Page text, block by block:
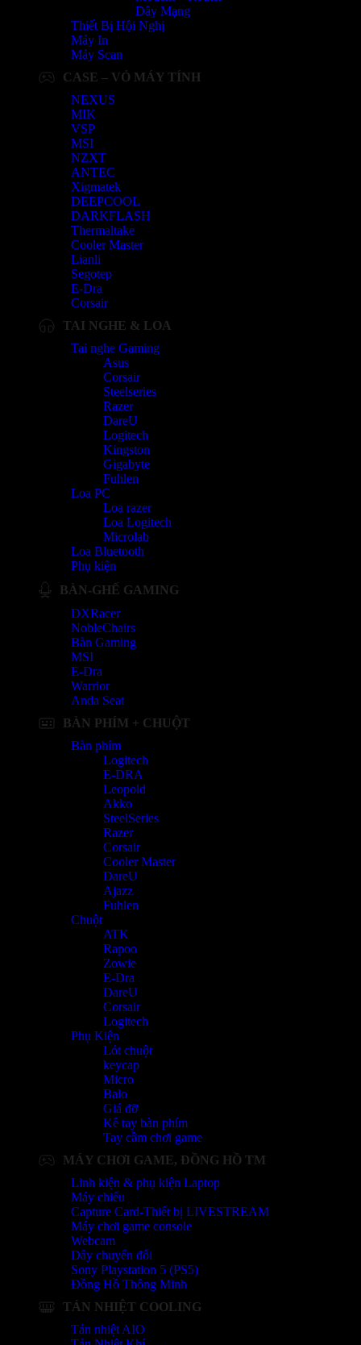
Dây Mạng
Thiết Bị Hội Nghị
Máy In
Máy Scan
CASE – VỎ MÁY TÍNH
NEXUS
MIK
VSP
MSI
NZXT
ANTEC
Xigmatek
DEEPCOOL
DARKFLASH
Thermaltake
Cooler Master
Lianli
Segotep
E-Dra
Corsair
TAI NGHE & LOA
Tai nghe Gaming
Asus
Corsair
Steelseries
Razer
DareU
Logitech
Kingston
Gigabyte
Fuhlen
Loa PC
Loa razer
Loa Logitech
Microlab
Loa Bluetooth
Phụ kiện
BÀN-GHẾ GAMING
DXRacer
NobleChairs
Bàn Gaming
MSI
E-Dra
Warrior
Anda Seat
BÀN PHÍM + CHUỘT
Bàn phím
Logitech
E-DRA
Leopold
Akko
SteelSeries
Razer
Corsair
Cooler Master
DareU
Ajazz
Fuhlen
Chuột
ATK
Rapoo
Zowie
E-Dra
DareU
Corsair
Logitech
Phụ Kiện
Lót chuột
keycap
Micro
Balo
Giá đỡ
Kê tay bàn phím
Tay cầm chơi game
MÁY CHƠI GAME, ĐỒNG HỒ TM
Linh kiện & phụ kiện Laptop
Máy chiếu
Capture Card-Thiết bị LIVESTREAM
Máy chơi game console
Webcam
Dây chuyển đổi
Sony Playstation 5 (PS5)
Đồng Hồ Thông Minh
TẢN NHIỆT COOLING
Tản nhiệt AIO